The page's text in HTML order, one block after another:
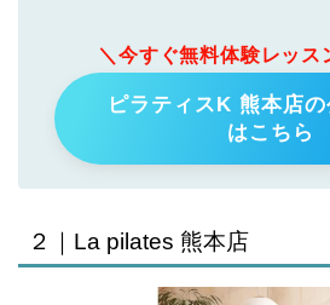
＼今すぐ無料体験レッス
ピラティスK 熊本店の
はこちら
２｜La pilates 熊本店